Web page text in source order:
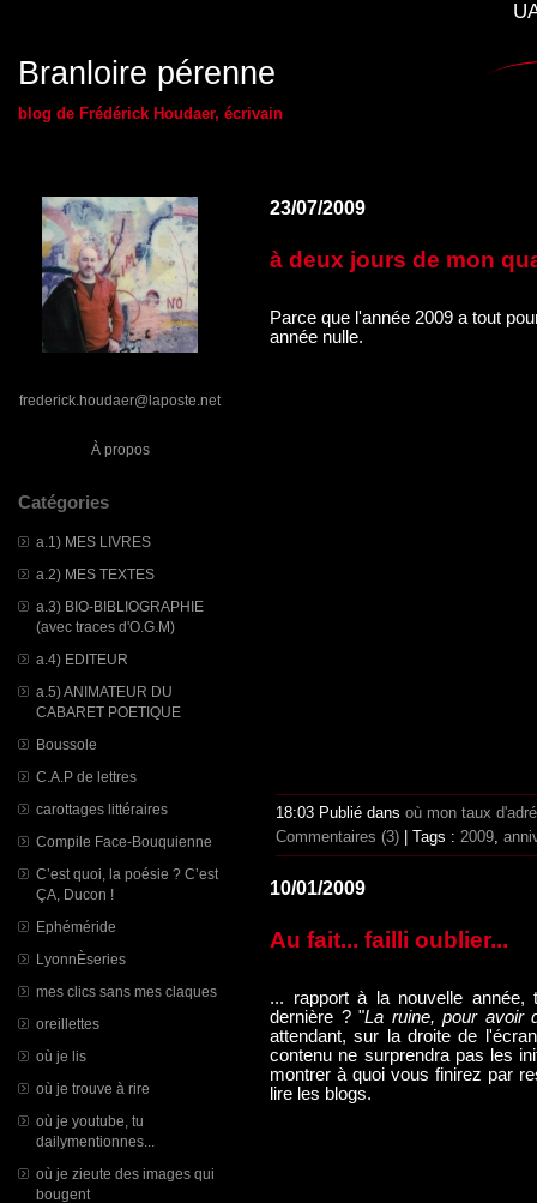
Branloire pérenne
blog de Frédérick Houdaer, écrivain
frederick.houdaer@laposte.net
À propos
Catégories
a.1) MES LIVRES
a.2) MES TEXTES
a.3) BIO-BIBLIOGRAPHIE
(avec traces d'O.G.M)
a.4) EDITEUR
a.5) ANIMATEUR DU
CABARET POETIQUE
Boussole
C.A.P de lettres
carottages littéraires
Compile Face-Bouquienne
C’est quoi, la poésie ? C’est
ÇA, Ducon !
Ephéméride
LyonnÈseries
mes clics sans mes claques
oreillettes
où je lis
où je trouve à rire
où je youtube, tu
dailymentionnes...
où je zieute des images qui
bougent
23/07/2009
à deux jours de mon
Parce que l'année 2009 a tout
année nulle.
18:03 Publié dans où mon taux
Commentaires (3) | Tags : 2009,
10/01/2009
Au fait... failli oublier...
... rapport à la nouvelle
dernière ? "La ruine, pour avoir
attendant, sur la droite de
contenu ne surprendra pas les
montrer à quoi vous finirez par
lire les blogs.